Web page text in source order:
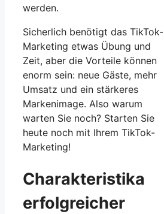
werden.
Sicherlich benötigt das TikTok-
Marketing etwas Übung und
Zeit, aber die Vorteile können
enorm sein: neue Gäste, mehr
Umsatz und ein stärkeres
Markenimage. Also warum
warten Sie noch? Starten Sie
heute noch mit Ihrem TikTok-
Marketing!
Charakteristika
erfolgreicher